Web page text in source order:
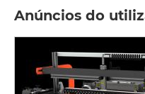
Anúncios do